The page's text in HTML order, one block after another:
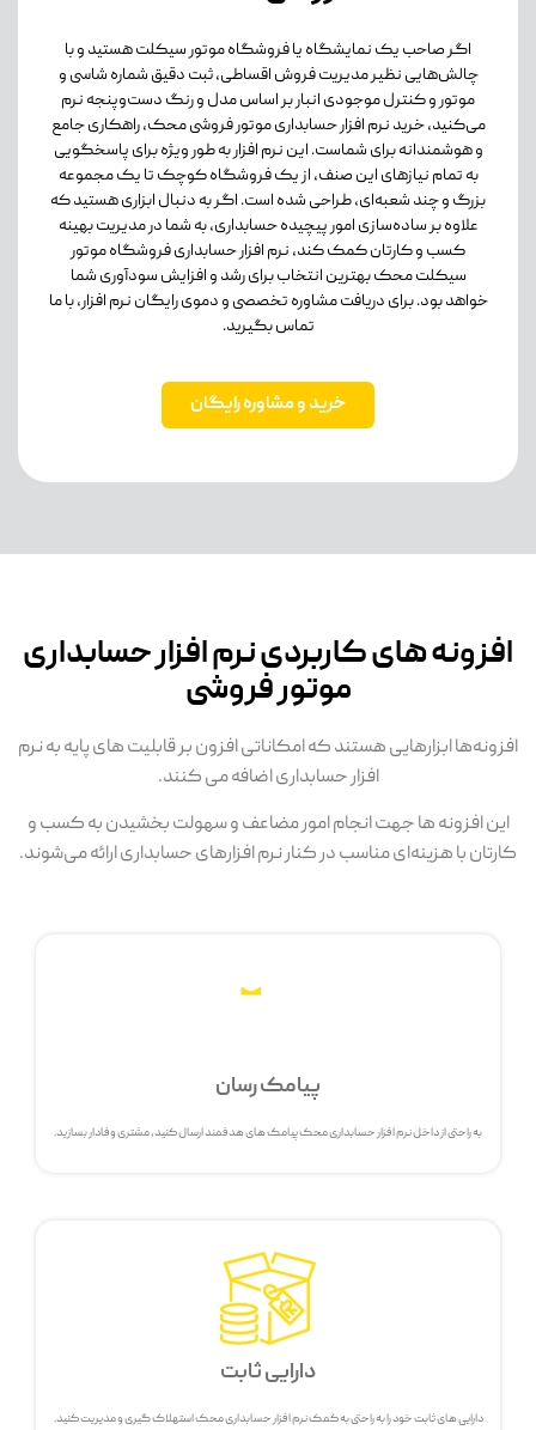
اگر صاحب یک نمایشگاه یا فروشگاه موتور سیکلت هستید و با
چالش‌هایی نظیر مدیریت فروش اقساطی، ثبت دقیق شماره شاسی و
موتور و کنترل موجودی انبار بر اساس مدل و رنگ دست‌وپنجه نرم
می‌کنید، خرید نرم افزار حسابداری موتور فروشی محک، راهکاری جامع
و هوشمندانه برای شماست. این نرم افزار به طور ویژه برای پاسخگویی
به تمام نیازهای این صنف، از یک فروشگاه کوچک تا یک مجموعه
بزرگ و چند شعبه‌ای، طراحی شده است. اگر به دنبال ابزاری هستید که
علاوه بر ساده‌سازی امور پیچیده حسابداری، به شما در مدیریت بهینه
کسب و کارتان کمک کند، نرم افزار حسابداری فروشگاه موتور
سیکلت محک بهترین انتخاب برای رشد و افزایش سودآوری شما
خواهد بود. برای دریافت مشاوره تخصصی و دموی رایگان نرم افزار، با ما
تماس بگیرید.
خرید و مشاوره رایگان
افزونه های کاربردی نرم افزار حسابداری
موتور فروشی
افزونه‌ها ابزارهایی هستند که امکاناتی افزون بر قابلیت های پایه به نرم
افزار حسابداری اضافه می کنند.
این افزونه ها جهت انجام امور مضاعف و سهولت بخشیدن به کسب و
کارتان با هزینه‌ای مناسب در کنار نرم افزارهای حسابداری ارائه می‌شوند.
پیامک رسان
به راحتی از داخل نرم افزار حسابداری محک پیامک های هدفمند ارسال کنید، مشتری وفادار بسازید.
دارایی ثابت
دارایی های ثابت خود را به راحتی به کمک نرم افزار حسابداری محک استهلاک گیری و مدیریت کنید.